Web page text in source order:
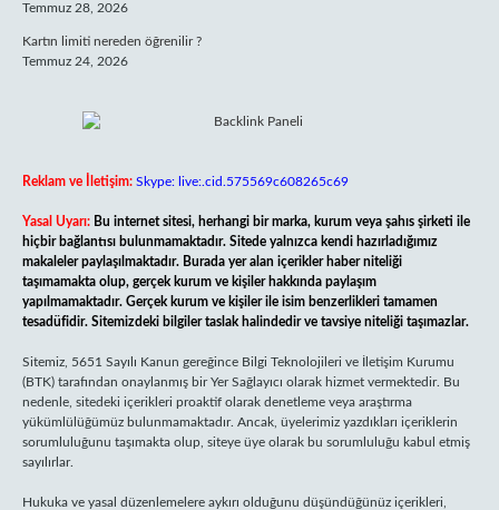
Temmuz 28, 2026
Kartın limiti nereden öğrenilir ?
Temmuz 24, 2026
Reklam ve İletişim: Skype: live:.cid.575569c608265c69
Yasal Uyarı: Bu internet sitesi, herhangi bir marka, kurum veya şahıs şirketi ile
hiçbir bağlantısı bulunmamaktadır. Sitede yalnızca kendi hazırladığımız
makaleler paylaşılmaktadır. Burada yer alan içerikler haber niteliği
taşımamakta olup, gerçek kurum ve kişiler hakkında paylaşım
yapılmamaktadır. Gerçek kurum ve kişiler ile isim benzerlikleri tamamen
tesadüfidir. Sitemizdeki bilgiler taslak halindedir ve tavsiye niteliği taşımazlar.
Sitemiz, 5651 Sayılı Kanun gereğince Bilgi Teknolojileri ve İletişim Kurumu
(BTK) tarafından onaylanmış bir Yer Sağlayıcı olarak hizmet vermektedir. Bu
nedenle, sitedeki içerikleri proaktif olarak denetleme veya araştırma
yükümlülüğümüz bulunmamaktadır. Ancak, üyelerimiz yazdıkları içeriklerin
sorumluluğunu taşımakta olup, siteye üye olarak bu sorumluluğu kabul etmiş
sayılırlar.
Hukuka ve yasal düzenlemelere aykırı olduğunu düşündüğünüz içerikleri,